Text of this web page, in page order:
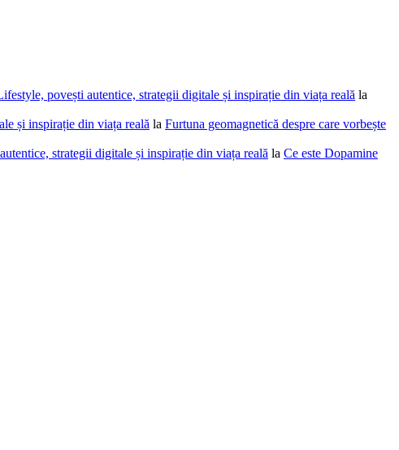
povești autentice, strategii digitale și inspirație din viața reală la
și inspirație din viața reală la Furtuna geomagnetică despre care vorbește
strategii digitale și inspirație din viața reală la Ce este Dopamine